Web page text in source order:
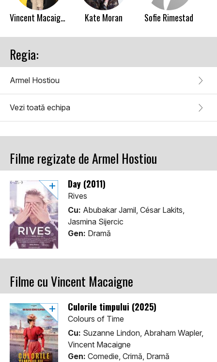
Vincent Macaigne Kate Moran Sofie Rimestad
Regia:
Armel Hostiou
Vezi toată echipa
Filme regizate de Armel Hostiou
Day (2011)
Rives
Cu: Abubakar Jamil, César Lakits,
Jasmina Sijercic
Gen: Dramă
Filme cu Vincent Macaigne
Culorile timpului (2025)
Colours of Time
Cu: Suzanne Lindon, Abraham Wapler,
Vincent Macaigne
Gen: Comedie, Crimă, Dramă